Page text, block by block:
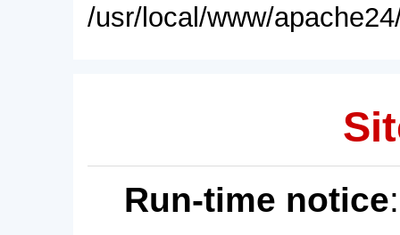
/usr/local/www/
Run-time notice